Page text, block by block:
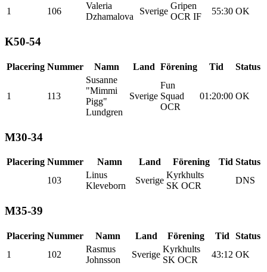
1
106
Valeria
Dzhamalova
Sverige
Gripen
OCR IF
55:30 OK
K50-54
Placering Nummer Namn Land Förening Tid Status
1 113
Susanne
"Mimmi
Pigg"
Lundgren
Sverige
Fun
Squad
OCR
01:20:00 OK
M30-34
Placering Nummer Namn Land Förening Tid Status
103
Linus
Kleveborn
Sverige
Kyrkhults
SK OCR
DNS
M35-39
Placering Nummer Namn Land Förening Tid
Status
1
102
Rasmus
Johnsson
Sverige
Kyrkhults
SK OCR
43:12 OK